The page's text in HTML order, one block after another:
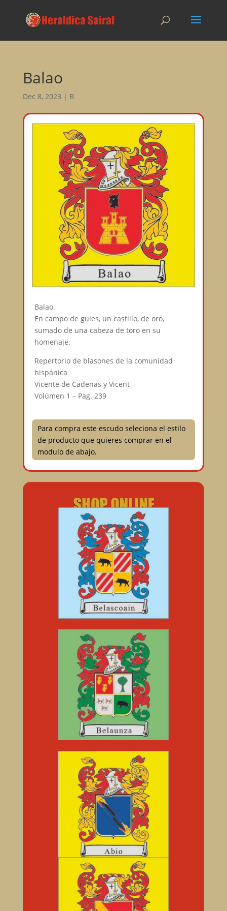
Balao
Dec 8, 2023 | B
Balao.
En campo de gules, un castillo, de oro,
sumado de una cabeza de toro en su
homenaje.
Repertorio de blasones de la comunidad
hispánica
Vicente de Cadenas y Vicent
Volúmen 1 – Pag. 239
Para compra este escudo seleciona el estilo
de producto que quieres comprar en el
modulo de abajo.